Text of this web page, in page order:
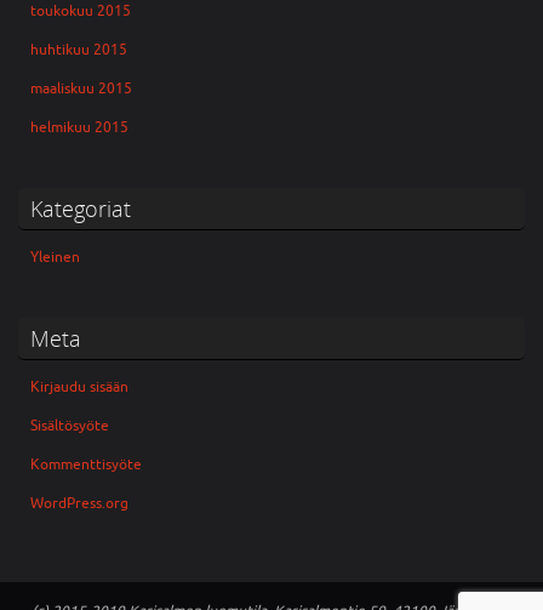
toukokuu 2015
huhtikuu 2015
maaliskuu 2015
helmikuu 2015
Kategoriat
Yleinen
Meta
Kirjaudu sisään
Sisältösyöte
Kommenttisyöte
WordPress.org